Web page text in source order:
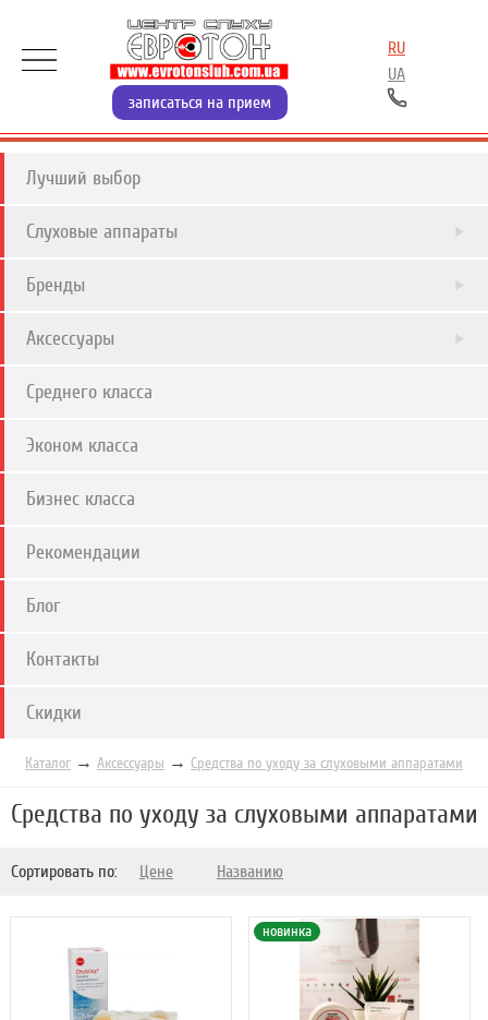
записаться на прием
RU
UA
Лучший выбор
Слуховые аппараты
Бренды
Аксессуары
Среднего класса
Эконом класса
Бизнес класса
Рекомендации
Блог
Контакты
Скидки
Каталог → Аксессуары → Средства по уходу за слуховыми аппаратами
Средства по уходу за слуховыми аппаратами
Сортировать по: Цене Названию
новинка